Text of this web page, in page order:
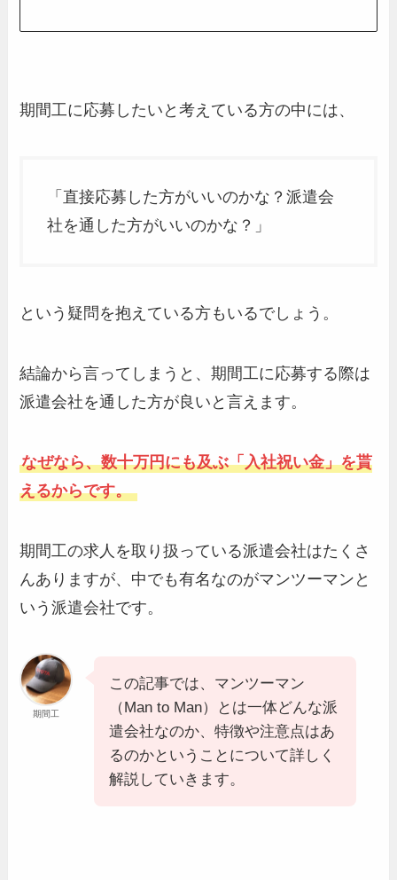
期間工に応募したいと考えている方の中には、
「直接応募した方がいいのかな？派遣会
社を通した方がいいのかな？」
という疑問を抱えている方もいるでしょう。
結論から言ってしまうと、期間工に応募する際は
派遣会社を通した方が良いと言えます。
なぜなら、数十万円にも及ぶ「入社祝い金」を貰
えるからです。
期間工の求人を取り扱っている派遣会社はたくさ
んありますが、中でも有名なのがマンツーマンと
いう派遣会社です。
期間工
この記事では、マンツーマン
（Man to Man）とは一体どんな派
遣会社なのか、特徴や注意点はあ
るのかということについて詳しく
解説していきます。